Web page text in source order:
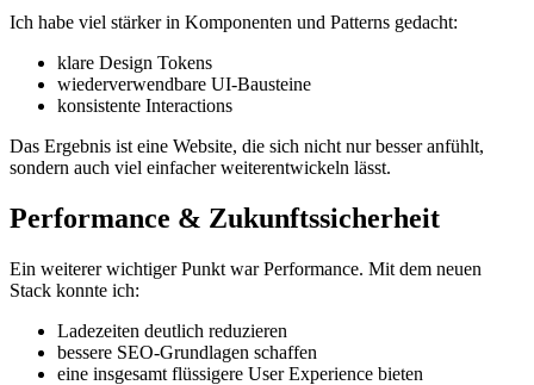
Ich habe viel stärker in Komponenten und Patterns gedacht:
klare Design Tokens
wiederverwendbare UI-Bausteine
konsistente Interactions
Das Ergebnis ist eine Website, die sich nicht nur besser anfühlt,
sondern auch viel einfacher weiterentwickeln lässt.
Performance & Zukunftssicherheit
Ein weiterer wichtiger Punkt war Performance. Mit dem neuen
Stack konnte ich:
Ladezeiten deutlich reduzieren
bessere SEO-Grundlagen schaffen
eine insgesamt flüssigere User Experience bieten